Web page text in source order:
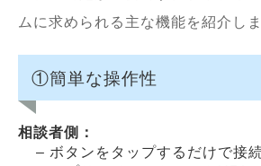
ムに求められる主な機能を紹介しま
①簡単な操作性
相談者側：
– ボタンをタップするだけで接